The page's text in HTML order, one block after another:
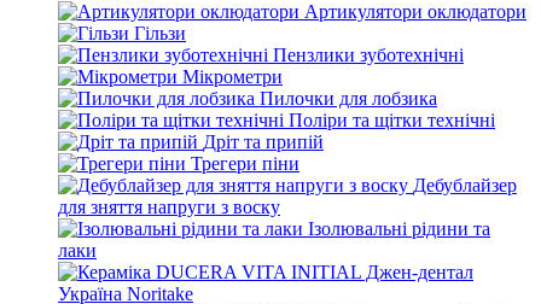
Артикулятори оклюдатори
Гільзи
Пензлики зуботехнічні
Мікрометри
Пилочки для лобзика
Поліри та щітки технічні
Дріт та припій
Трегери піни
Дебублайзер
для зняття напруги з воску
Ізолювальні рідини та
лаки